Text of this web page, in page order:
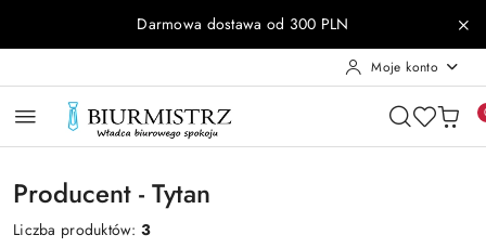
Przejdź do treści głównej
Przejdź do wyszukiwarki
Przejdź do moje konto
Przejdź do menu głównego
Przejdź do stopkiDarmowa dostawa od 300 PLN
Moje konto
Producent - Tytan
Liczba produktów:3